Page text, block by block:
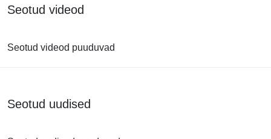
Seotud videod
Seotud videod puuduvad
Seotud uudised